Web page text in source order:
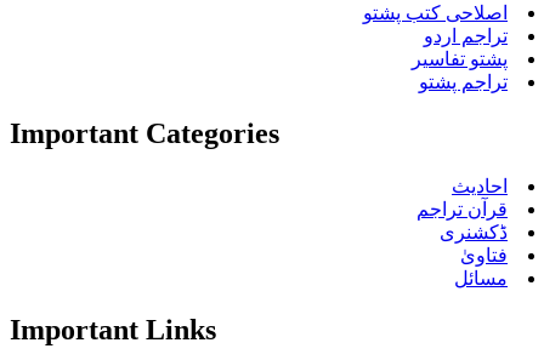
اصلاحی کتب پشتو
تراجم اردو
پشتو تفاسیر
تراجم پشتو
Important Categories
احادیث
قرآن تراجم
ڈکشنری
فتاویٰ
مسائل
Important Links